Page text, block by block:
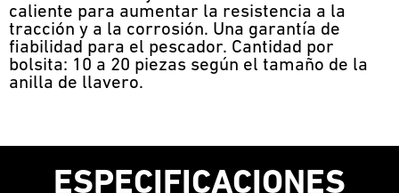
caliente para aumentar la resistencia a la
tracción y a la corrosión. Una garantía de
fiabilidad para el pescador. Cantidad por
bolsita: 10 a 20 piezas según el tamaño de la
anilla de llavero.
ESPECIFICACIONES